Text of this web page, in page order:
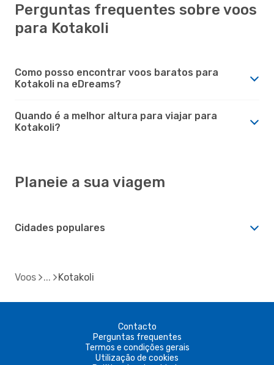
Perguntas frequentes sobre voos
para Kotakoli
Como posso encontrar voos baratos para
Kotakoli na eDreams?
Quando é a melhor altura para viajar para
Kotakoli?
Planeie a sua viagem
Cidades populares
Voos Kotakoli
Contacto
Perguntas frequentes
Termos e condições gerais
Utilização de cookies